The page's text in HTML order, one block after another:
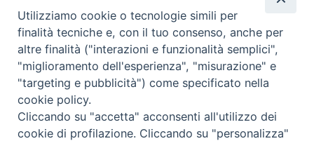
giudizio_morale:Visibile da tutti in pubblica sala. C
nazione:Stati Uniti
Utilizziamo cookie o tecnologie simili per
finalità tecniche e, con il tuo consenso, anche per
altre finalità ("interazioni e funzionalità semplici",
"miglioramento dell'esperienza", "misurazione" e
"targeting e pubblicità") come specificato nella
cookie policy.
Cliccando su "accetta" acconsenti all'utilizzo dei
cookie di profilazione. Cliccando su "personalizza"